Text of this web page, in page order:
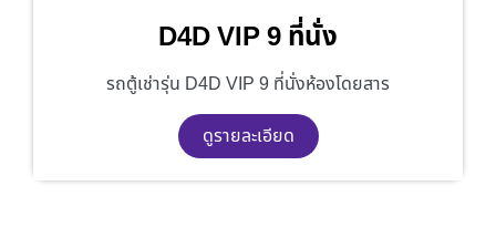
D4D VIP 9 ที่นั่ง
รถตู้เช่ารุ่น D4D VIP 9 ที่นั่งห้องโดยสาร
ดูรายละเอียด